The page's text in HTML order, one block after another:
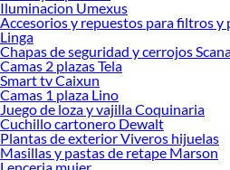
Iluminacion Umexus
Accesorios y repuestos para filtros y
Linga
Chapas de seguridad y cerrojos
Camas 2 plazas Tela
Smart tv Caixun
Camas 1 plaza Lino
Juego de loza y vajilla Coquinaria
Cuchillo cartonero Dewalt
Plantas de exterior Viveros hijuelas
Masillas y pastas de retape Marson